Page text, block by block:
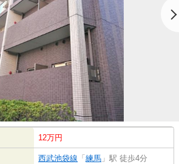
12万円
西武池袋線 「 練馬 」駅 徒歩4分